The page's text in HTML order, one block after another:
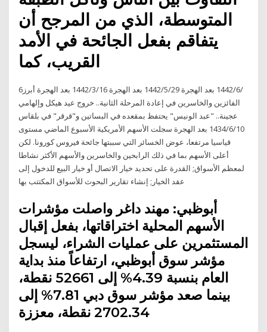
المتوسطة، الذي من المرجح أن
يتفاقم بفعل الجائحة في الأمد
القريب، كما
6‏‏/6‏‏/1442 بعد الهجرة 29‏‏/5‏‏/1442 بعد الهجرة 16‏‏/3‏‏/1442 بعد الهجرة أبرز
الفائزين والخاسرين في إعادة المرحلة الثانية.. خروج عيد هيكل وإلهامي
عجينة.. "عبد الونيس" يحتفظ بمقعده في البساتين و"قرقر" في بلقاس
10‏‏/6‏‏/1434 بعد الهجرة سجلت الأسهم الأمريكية الأسبوع الماضي مستوى
قياسيا مرتفعا، عوض الخسائر التي سببتها جائحة فيروس كورونا. لكن
أعلى الأسهم بما في ذلك الرابحين والخاسرين والأسهم الأكثر نشاطا
لمعظم الأسواق; القدرة على تحديد خيار الاتصال أو خيار البيع للدخول إلى
عقد الخيار; إنشاء تقارير البحوث للأسواق المكتتب بها
أبوظبي: مهند داغر واصلت مؤشرات
الأسهم المحلية اختراقاتها، بفعل إقبال
المستثمرين على عمليات الشراء، ليسجل
مؤشر سوق أبوظبي، ارتفاعاً منذ بداية
العام بنسبة 4.39% إلى 52661 نقطة،
بينما صعد مؤشر سوق دبي 7.81% إلى
2702.34 نقطة، معززة